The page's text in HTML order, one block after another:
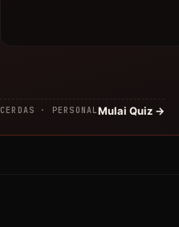
CERDAS · PERSONALMulai Quiz →